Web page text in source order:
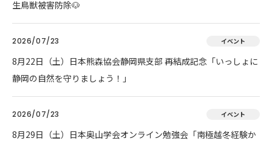
生鳥獣被害防除🐶
2026/07/23 イベント
8月22日（土）日本熊森協会静岡県支部 再結成記念「いっしょに
静岡の自然を守りましょう！」
2026/07/23 イベント
8月29日（土）日本奥山学会オンライン勉強会「南極越冬経験か